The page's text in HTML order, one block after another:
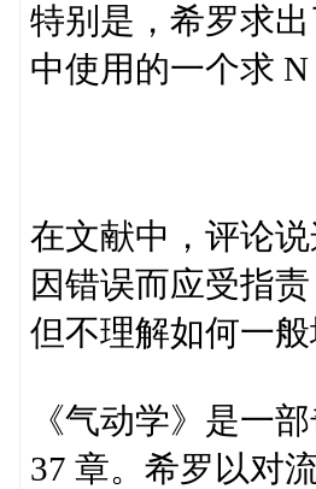
特别是，希罗求
中使用的一个求
在文献中，评论
因错误而应受指
但不理解如何一般
《气动学》是一
37 章。希罗以对